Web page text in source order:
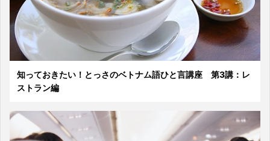
知っておきたい！とっさのベトナム語ひと言講座 第3講：レ
ストラン編